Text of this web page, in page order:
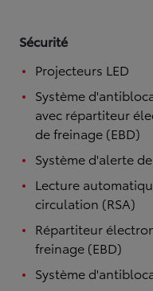
Sécurité
Projecteurs LED
Système
avec répartiteur
de freinage (EBD)
Système d'alerte
Lecture
circulation (RSA)
Répartiteur
freinage (EBD)
Système